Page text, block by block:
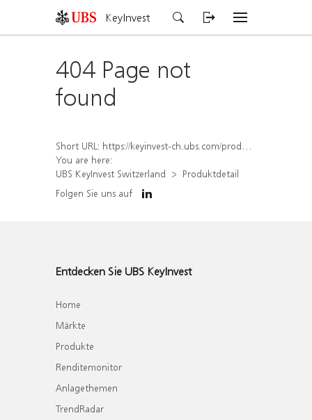
KeyInvest
404 Page not
found
Short URL: https://keyinvest-ch.ubs.com/produkt/detail/index/isin/CH1551158475
You are here:
UBS KeyInvest Switzerland
Produktdetail
Folgen Sie uns auf
Entdecken Sie UBS KeyInvest
Home
Märkte
Produkte
Renditemonitor
Anlagethemen
TrendRadar